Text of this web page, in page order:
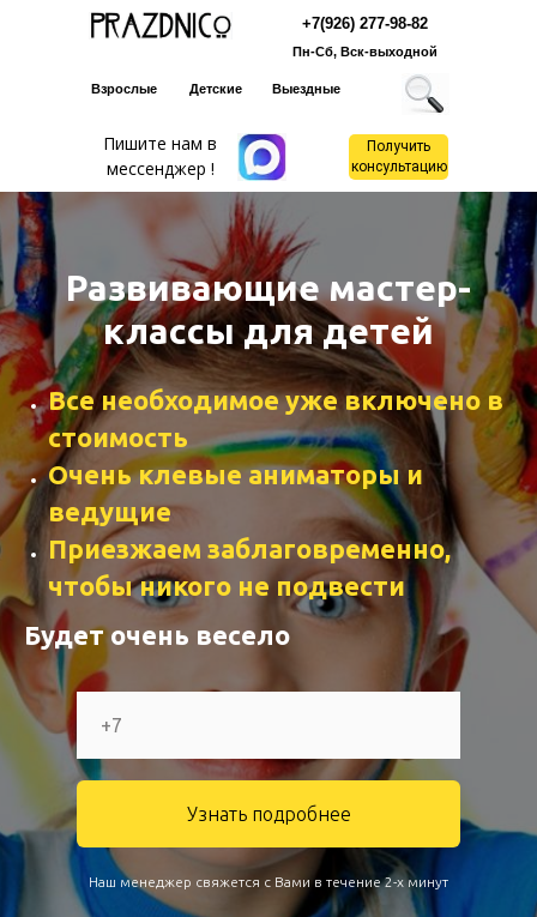
Получить
консультацию
Пишите нам в
мессенджер !
Взрослые Детские Выездные
+7(926) 277-98-82
Пн-Сб, Вск-выходной
Развивающие мастер-
классы для детей
Все необходимое уже включено в
стоимость
Очень клевые аниматоры и
ведущие
Приезжаем заблаговременно,
чтобы никого не подвести
Будет очень весело
Узнать подробнее
Наш менеджер свяжется с Вами в течение 2-х минут